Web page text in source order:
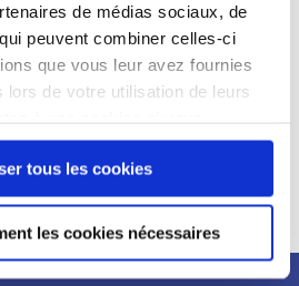
de médias sociaux, de
peuvent combiner celles-ci
que vous leur avez fournies
lors de votre utilisation de leurs
site Web.
tous les cookies
les cookies nécessaires